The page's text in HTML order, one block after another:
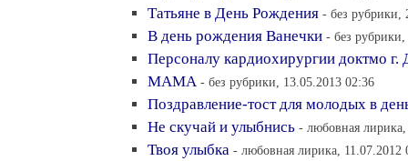
Татьяне в День Рождения - без рубрики,
В день рождения Ванечки - без
Персоналу кардиохирургии доктмо г.
МАМА - без рубрики, 13.05.2013 02:36
Поздравление-тост для молодых в
Не скучай и улыбнись - любовная
Твоя улыбка - любовная лирика, 11.07.2012